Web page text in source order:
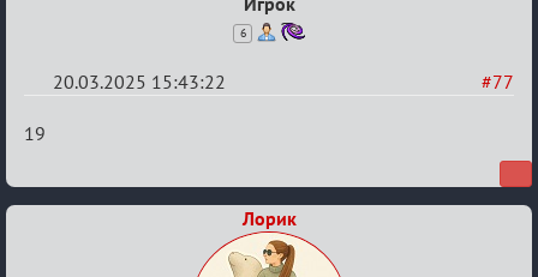
6
#77
20.03.2025 15:43:22
Re:
№50
19
Лорик